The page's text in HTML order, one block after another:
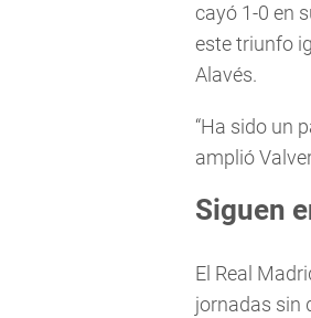
cayó 1-0 en
este triunfo
Alavés.
“Ha sido un
amplió
Siguen
El Real
jornadas sin